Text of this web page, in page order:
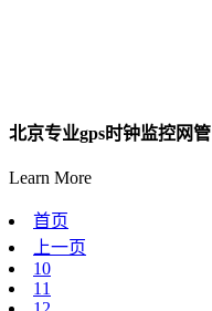
北京专业gps时钟监控网管
Learn More
首页
上一页
10
11